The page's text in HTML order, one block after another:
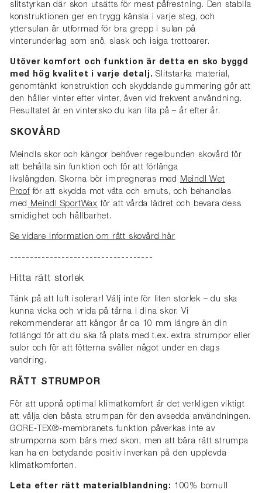
slitstyrkan där skon utsätts för mest påfrestning. Den stabila
konstruktionen ger en trygg känsla i varje steg, och
yttersulan är utformad för bra grepp i sulan på
vinterunderlag som snö, slask och isiga trottoarer.
Utöver komfort och funktion är detta en sko byggd
med hög kvalitet i varje detalj. Slitstarka material,
genomtänkt konstruktion och skyddande gummering gör att
den håller vinter efter vinter, även vid frekvent användning.
Resultatet är en vintersko du kan lita på – år efter år.
SKOVÅRD
Meindls skor och kängor behöver regelbunden skovård för
att behålla sin funktion och för att förlänga
livslängden. Skorna bör impregneras med
Meindl Wet
Proofför att skydda mot väta och smuts, och behandlas
med
Meindl SportWax för att vårda lädret och bevara dess
smidighet och hållbarhet.
Se vidare information om rätt skovård här
------------------------------------
Hitta rätt storlek
Tänk på att luft isolerar! Välj inte för liten storlek – du ska
kunna vicka och vrida på tårna i dina skor. Vi
rekommenderar att kängor är ca 10 mm längre än din
fotlängd för att du ska få plats med t.ex. extra strumpor eller
sulor och för att fötterna sväller något under en dags
vandring.
RÄTT STRUMPOR
För att uppnå optimal klimatkomfort är det verkligen viktigt
att välja den bästa strumpan för den avsedda användningen.
GORE-TEX®-membranets funktion påverkas inte av
strumporna som bärs med skon, men att bära rätt strumpa
kan ha en betydande positiv inverkan på den upplevda
klimatkomforten.
Leta efter rätt materialblandning: 100% bomull